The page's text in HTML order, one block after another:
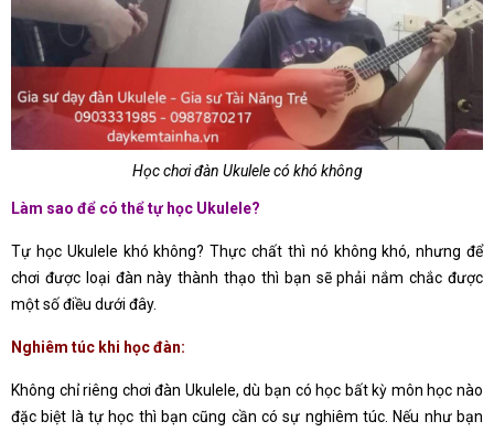
Học chơi đàn Ukulele có khó không
Làm sao để có thể tự học Ukulele?
Tự học Ukulele khó không? Thực chất thì nó không khó, nhưng để
chơi được loại đàn này thành thạo thì bạn sẽ phải nắm chắc được
một số điều dưới đây.
Nghiêm túc khi học đàn:
Không chỉ riêng chơi đàn Ukulele, dù bạn có học bất kỳ môn học nào
đặc biệt là tự học thì bạn cũng cần có sự nghiêm túc. Nếu như bạn